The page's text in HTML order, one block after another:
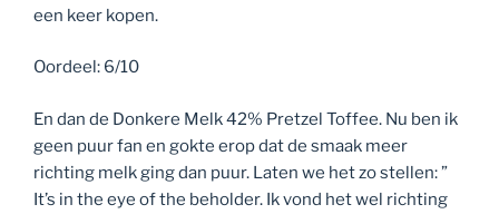
een keer kopen.
Oordeel: 6/10
En dan de Donkere Melk 42% Pretzel Toffee. Nu ben ik
geen puur fan en gokte erop dat de smaak meer
richting melk ging dan puur. Laten we het zo stellen: ”
It’s in the eye of the beholder. Ik vond het wel richting